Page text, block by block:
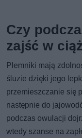
Czy
zajść w
Plemniki mają
śluzie dzięki jego
przemieszczanie się
następnie do
podczas owulacji
wtedy szanse na